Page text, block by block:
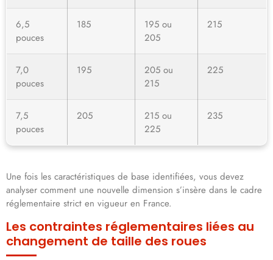
6,5
pouces
185
195 ou
205
215
7,0
pouces
195
205 ou
215
225
7,5
pouces
205
215 ou
225
235
Une fois les caractéristiques de base identifiées, vous devez
analyser comment une nouvelle dimension s’insère dans le cadre
réglementaire strict en vigueur en France.
Les contraintes réglementaires liées au
changement de taille des roues